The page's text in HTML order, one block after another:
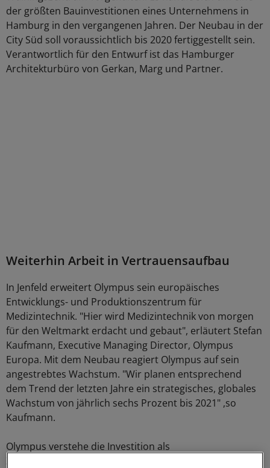
der größten Bauinvestitionen eines Unternehmens in
Hamburg in den vergangenen Jahren. Der Neubau in der
City Süd soll voraussichtlich bis 2020 fertiggestellt sein.
Verantwortlich für den Entwurf ist das Hamburger
Architekturbüro von Gerkan, Marg und Partner.
Weiterhin Arbeit in Vertrauensaufbau
In Jenfeld erweitert Olympus sein europäisches
Entwicklungs- und Produktionszentrum für
Medizintechnik. "Hier wird Medizintechnik von morgen
für den Weltmarkt erdacht und gebaut", erläutert Stefan
Kaufmann, Executive Managing Director, Olympus
Europa. Mit dem Neubau reagiert Olympus auf sein
angestrebtes Wachstum. "Wir planen entsprechend
dem Trend der letzten Jahre ein strategisches, globales
Wachstum von jährlich sechs Prozent bis 2021" ,so
Kaufmann.
Olympus verstehe die Investition als
Zukunftsversprechen. Mit den Bauten in Hammerbrook